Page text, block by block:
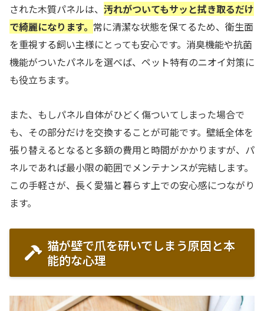
された木質パネルは、 汚れがついてもサッと拭き取るだけ
で綺麗になります。 常に清潔な状態を保てるため、衛生面
を重視する飼い主様にとっても安心です。消臭機能や抗菌
機能がついたパネルを選べば、ペット特有のニオイ対策に
も役立ちます。
また、もしパネル自体がひどく傷ついてしまった場合で
も、その部分だけを交換することが可能です。壁紙全体を
張り替えるとなると多額の費用と時間がかかりますが、パ
ネルであれば最小限の範囲でメンテナンスが完結します。
この手軽さが、長く愛猫と暮らす上での安心感につながり
ます。
猫が壁で爪を研いでしまう原因と本
能的な心理